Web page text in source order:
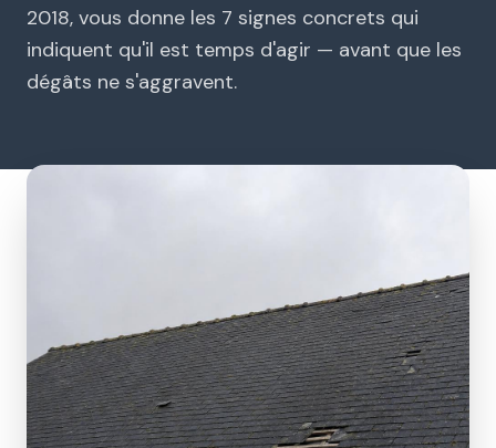
2018, vous donne les 7 signes concrets qui
indiquent qu'il est temps d'agir — avant que les
dégâts ne s'aggravent.